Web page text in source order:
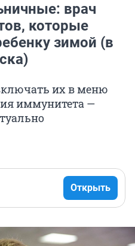
врач
которые
зимой (в
их в меню
иммунитета —
Открыть